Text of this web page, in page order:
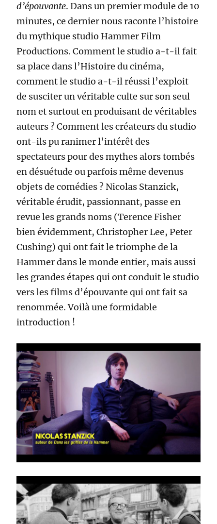
d’épouvante. Dans un premier module de 10
minutes, ce dernier nous raconte l’histoire
du mythique studio Hammer Film
Productions. Comment le studio a-t-il fait
sa place dans l’Histoire du cinéma,
comment le studio a-t-il réussi l’exploit
de susciter un véritable culte sur son seul
nom et surtout en produisant de véritables
auteurs ? Comment les créateurs du studio
ont-ils pu ranimer l’intérêt des
spectateurs pour des mythes alors tombés
en désuétude ou parfois même devenus
objets de comédies ? Nicolas Stanzick,
véritable érudit, passionnant, passe en
revue les grands noms (Terence Fisher
bien évidemment, Christopher Lee, Peter
Cushing) qui ont fait le triomphe de la
Hammer dans le monde entier, mais aussi
les grandes étapes qui ont conduit le studio
vers les films d’épouvante qui ont fait sa
renommée. Voilà une formidable
introduction !